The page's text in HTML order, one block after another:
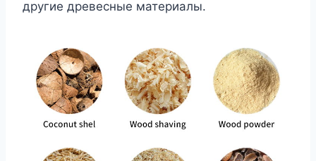
другие древесные материалы.